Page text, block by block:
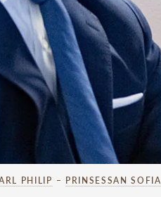
PHILIP – PRINSESSAN SOFIA